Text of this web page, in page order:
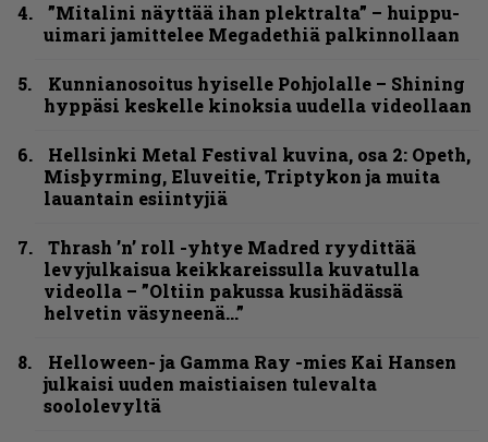
”Mitalini näyttää ihan plektralta” – huippu-
uimari jamittelee Megadethiä palkinnollaan
Kunnianosoitus hyiselle Pohjolalle – Shining
hyppäsi keskelle kinoksia uudella videollaan
Hellsinki Metal Festival kuvina, osa 2: Opeth,
Misþyrming, Eluveitie, Triptykon ja muita
lauantain esiintyjiä
Thrash ’n’ roll -yhtye Madred ryydittää
levyjulkaisua keikkareissulla kuvatulla
videolla – ”Oltiin pakussa kusihädässä
helvetin väsyneenä…”
Helloween- ja Gamma Ray -mies Kai Hansen
julkaisi uuden maistiaisen tulevalta
soololevyltä